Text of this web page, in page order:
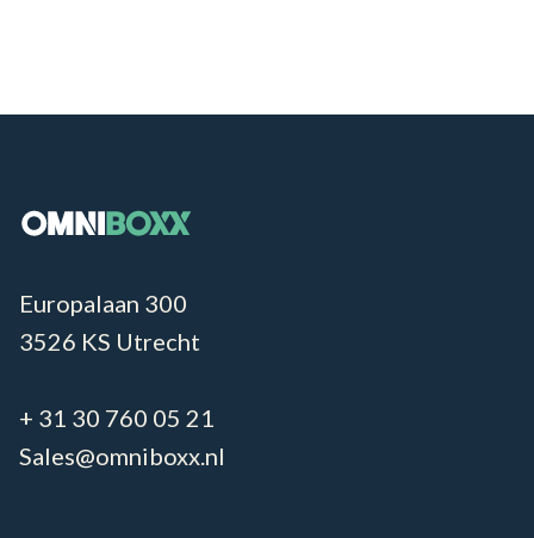
Europalaan 300
3526 KS Utrecht
+ 31 30 760 05 21
Sales@omniboxx.nl